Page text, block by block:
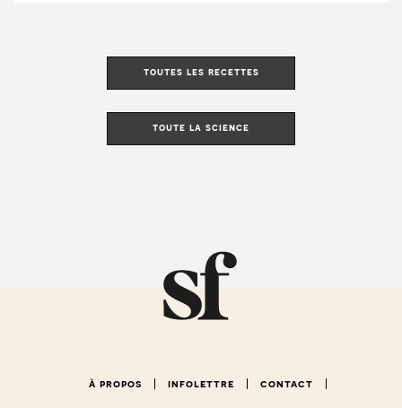
toutes les recettes
toute la science
à propos infolettre contact